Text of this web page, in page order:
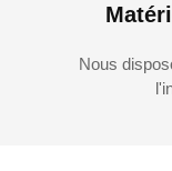
Nous